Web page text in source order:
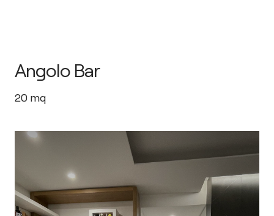
Angolo Bar
20 mq